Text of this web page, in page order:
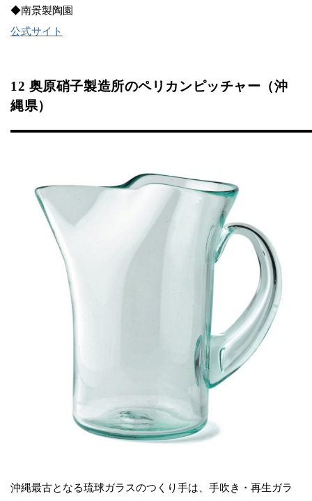
◆南景製陶園
公式サイト
12 奥原硝子製造所のペリカンピッチャー（沖
縄県）
沖縄最古となる琉球ガラスのつくり手は、手吹き・再生ガラ